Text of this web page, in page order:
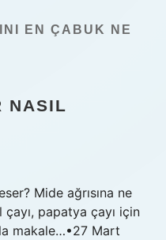
EN ÇABUK NE
NASIL
Mide ağrısına ne
papatya çayı için
makale…•27 Mart